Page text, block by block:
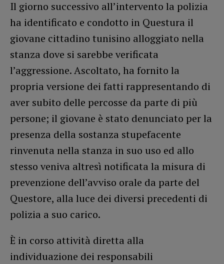
Il giorno successivo all’intervento la polizia
ha identificato e condotto in Questura il
giovane cittadino tunisino alloggiato nella
stanza dove si sarebbe verificata
l’aggressione. Ascoltato, ha fornito la
propria versione dei fatti rappresentando di
aver subito delle percosse da parte di più
persone; il giovane è stato denunciato per la
presenza della sostanza stupefacente
rinvenuta nella stanza in suo uso ed allo
stesso veniva altresì notificata la misura di
prevenzione dell’avviso orale da parte del
Questore, alla luce dei diversi precedenti di
polizia a suo carico.
È in corso attività diretta alla
individuazione dei responsabili